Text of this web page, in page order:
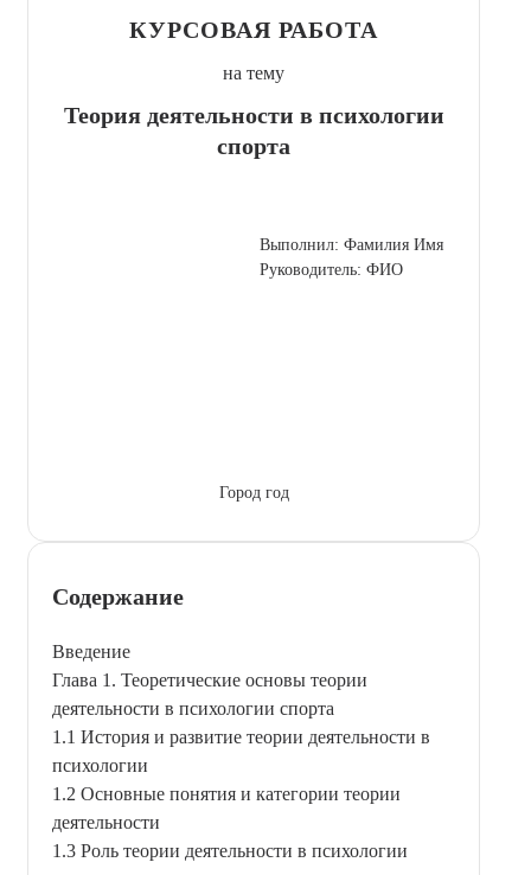
КУРСОВАЯ РАБОТА
на тему
Теория деятельности в психологии
спорта
Выполнил: Фамилия Имя
Руководитель: ФИО
Город год
Содержание
Введение
Глава 1. Теоретические основы теории
деятельности в психологии спорта
1.1 История и развитие теории деятельности в
психологии
1.2 Основные понятия и категории теории
деятельности
1.3 Роль теории деятельности в психологии